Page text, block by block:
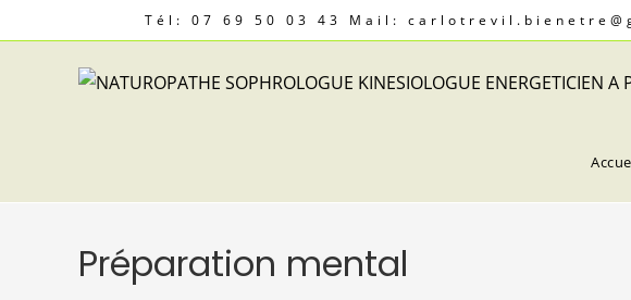
Tél: 07 69 50 03 43 Mail:
Préparation mental